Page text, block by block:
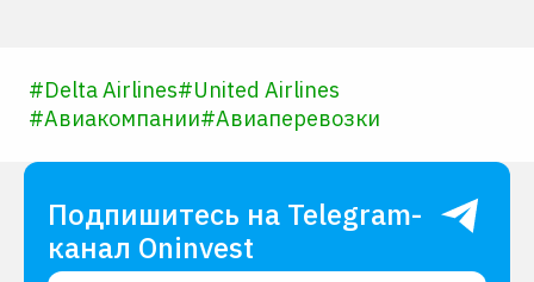
#Delta Airlines#United Airlines
#Авиакомпании#Авиаперевозки
Подпишитесь на Telegram-
канал Oninvest